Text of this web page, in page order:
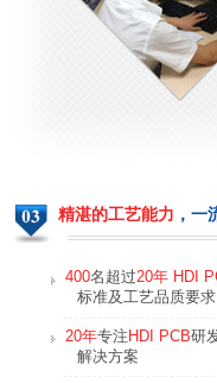
服务智能机器人线路板
数码相机线路板
精湛的工艺能力 ，一
400名超过20年 HDI
标准及工艺品质要求
20年专注 HDI PCB研
解决方案